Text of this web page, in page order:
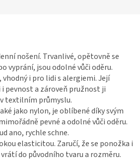
nošení. Trvanlivé, opětovně se
vyprání, jsou odolné vůči oděru.
i pro lidi s alergiemi. Její
a zároveň pružnost ji
textilním průmyslu.
jako nylon, je oblíbené díky svým
pevné a odolné vůči oděru.
ano, rychle schne.
elasticitou. Zaručí, že se ponožka i
do původního tvaru a rozměru.